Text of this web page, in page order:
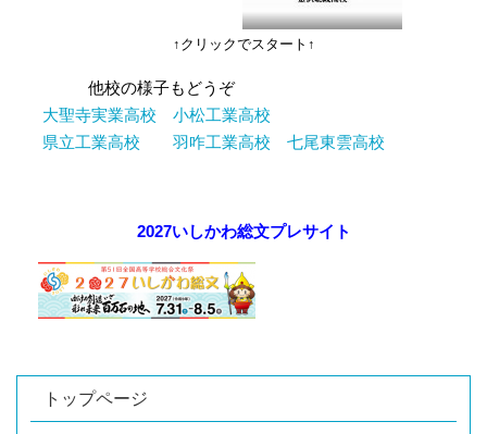
↑クリックでスタート↑
他校の様子もどうぞ
大聖寺実業高校
小松工業高校
県立工業高校
羽咋工業高校 七尾東雲高校
2027いしかわ総文プレサイト
トップページ